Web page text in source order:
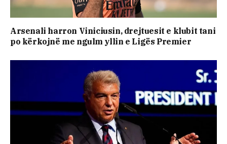
Arsenali harron Viniciusin, drejtuesit e klubit tani
po kërkojnë me ngulm yllin e Ligës Premier